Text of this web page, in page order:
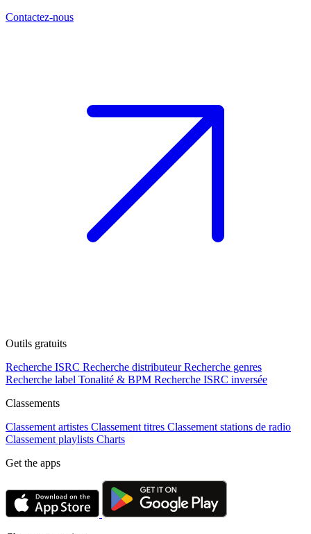
Contactez-nous
Outils gratuits
Recherche ISRC Recherche distributeur Recherche genres
Recherche label Tonalité & BPM Recherche ISRC inversée
Classements
Classement artistes Classement titres Classement stations de radio
Classement playlists Charts
Get the apps